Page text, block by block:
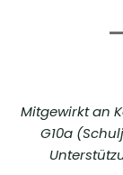
Mitgewirkt an
G10a